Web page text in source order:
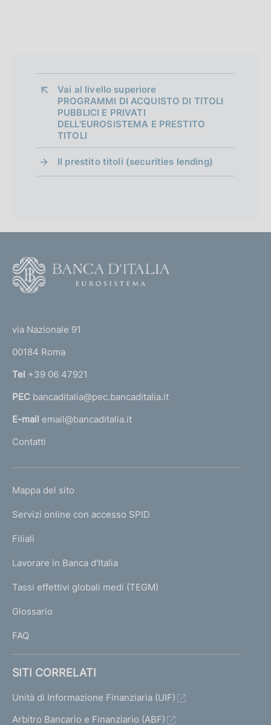
o
Vai al livello superiore
PROGRAMMI DI ACQUISTO DI TITOLI
PUBBLICI E PRIVATI
DELL'EUROSISTEMA E PRESTITO
TITOLI
Il prestito titoli (securities lending)
r
n
a
l
'
m
e
a
g
via Nazionale 91
00184 Roma
Tel +39 06 47921
PEC bancaditalia@pec.bancaditalia.it
E-mail email@bancaditalia.it
Contatti
L
N
K
T
I
I
Mappa del sito
Servizi online con accesso SPID
Filiali
Lavorare in Banca d'Italia
Tassi effettivi globali medi (TEGM)
Glossario
FAQ
SITI CORRELATI
Unità di Informazione Finanziaria (UIF)
Arbitro Bancario e Finanziario (ABF)